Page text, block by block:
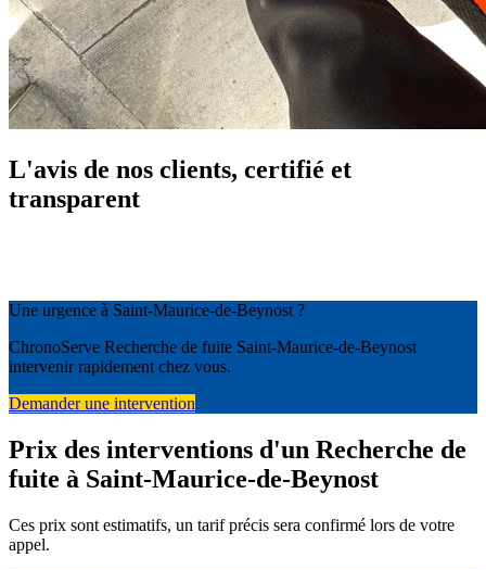
L'avis de nos clients, certifié et
transparent
Une urgence à Saint-Maurice-de-Beynost ?
ChronoServe Recherche de fuite Saint-Maurice-de-Beynost
intervenir rapidement chez vous.
Demander une intervention
Prix des interventions d'un Recherche de
fuite à Saint-Maurice-de-Beynost
Ces prix sont estimatifs, un tarif précis sera confirmé lors de votre
appel.